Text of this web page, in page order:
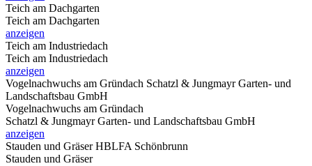
Teich am Dachgarten
Teich am Dachgarten
anzeigen
Teich am Industriedach
Teich am Industriedach
anzeigen
Vogelnachwuchs am Gründach Schatzl & Jungmayr Garten- und
Landschaftsbau GmbH
Vogelnachwuchs am Gründach
Schatzl & Jungmayr Garten- und Landschaftsbau GmbH
anzeigen
Stauden und GräserHBLFA Schönbrunn
Stauden und Gräser